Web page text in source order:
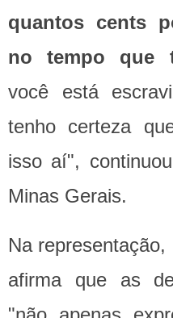
quantos cents
no tempo que
você está
tenho certeza
isso aí",
Minas Gerais.
Na
afirma que as